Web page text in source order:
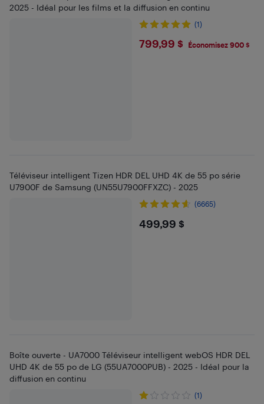
2025 - Idéal pour les films et la diffusion en continu
(1)
$799.99
799,99 $ Économisez 900 $
Téléviseur intelligent Tizen HDR DEL UHD 4K de 55 po série
U7900F de Samsung (UN55U7900FFXZC) - 2025
(6665)
$499.99
499,99 $
Boîte ouverte - UA7000 Téléviseur intelligent webOS HDR DEL
UHD 4K de 55 po de LG (55UA7000PUB) - 2025 - Idéal pour la
diffusion en continu
(1)